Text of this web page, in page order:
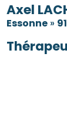
Axel
Essonne »